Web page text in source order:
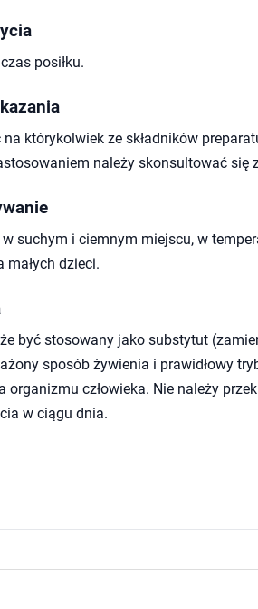
posiłku.
którykolwiek ze składników
należy skonsultować się
suchym i ciemnym miejscu, w
małych dzieci.
być stosowany jako substytut
sposób żywienia i prawidłowy
organizmu człowieka. Nie należy
w ciągu dnia.